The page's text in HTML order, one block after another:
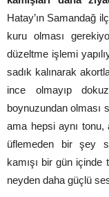
Hatay’ın Samandağ
kuru olması
düzeltme işlemi
sadık kalınarak
ince olmayıp
boynuzundan olması
ama hepsi aynı tonu,
üflemeden bir şey
kamışı bir gün içinde
neyden daha güçlü